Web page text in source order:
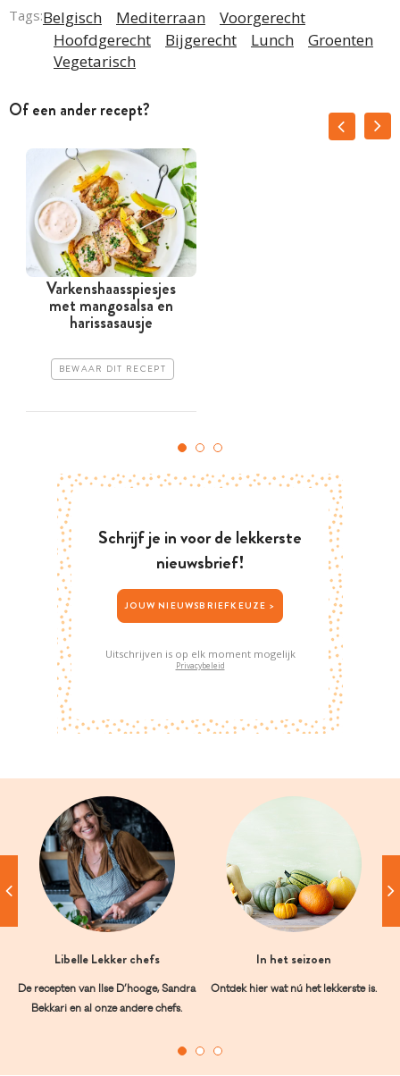
Tags:Belgisch Mediterraan
Voorgerecht
Hoofdgerecht
Bijgerecht Lunch
Groenten
Vegetarisch
Of een ander recept?
Varkenshaasspiesjes
met mangosalsa en
harissasausje
BEWAAR DIT RECEPT
Schrijf je in voor de lekkerste
nieuwsbrief!
JOUW NIEUWSBRIEFKEUZE >
Uitschrijven is op elk moment mogelijk
Privacybeleid
Libelle Lekker chefs
De recepten van Ilse D’hooge, Sandra
Bekkari en al onze andere chefs.
In het seizoen
Ontdek hier wat nú het lekkerste is.